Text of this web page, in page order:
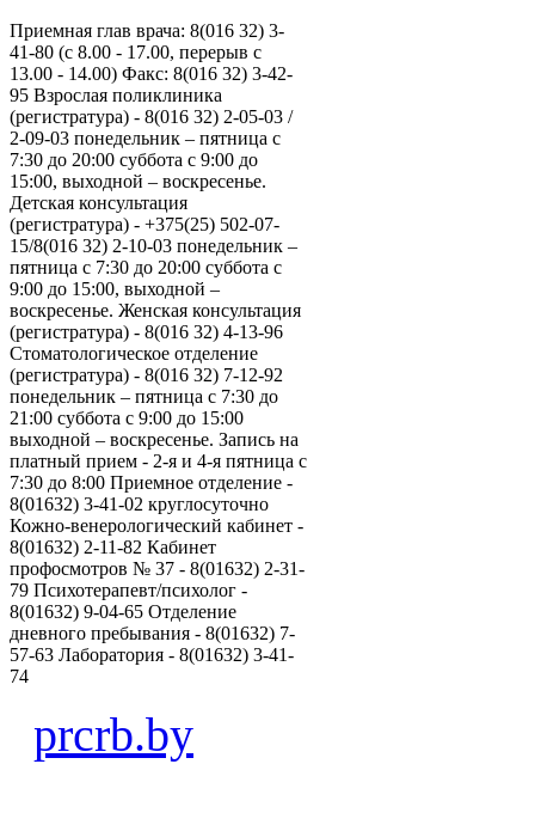
Приемная глав врача: 8(016 32) 3-
41-80 (с 8.00 - 17.00, перерыв с
13.00 - 14.00) Факс: 8(016 32) 3-42-
95 Взрослая поликлиника
(регистратура) - 8(016 32) 2-05-03 /
2-09-03 понедельник – пятница с
7:30 до 20:00 суббота с 9:00 до
15:00, выходной – воскресенье.
Детская консультация
(регистратура) - +375(25) 502-07-
15/8(016 32) 2-10-03 понедельник –
пятница с 7:30 до 20:00 суббота с
9:00 до 15:00, выходной –
воскресенье. Женская консультация
(регистратура) - 8(016 32) 4-13-96
Стоматологическое отделение
(регистратура) - 8(016 32) 7-12-92
понедельник – пятница с 7:30 до
21:00 суббота с 9:00 до 15:00
выходной – воскресенье. Запись на
платный прием - 2-я и 4-я пятница с
7:30 до 8:00 Приемное отделение -
8(01632) 3-41-02 круглосуточно
Кожно-венерологический кабинет -
8(01632) 2-11-82 Кабинет
профосмотров № 37 - 8(01632) 2-31-
79 Психотерапевт/психолог -
8(01632) 9-04-65 Отделение
дневного пребывания - 8(01632) 7-
57-63 Лаборатория - 8(01632) 3-41-
74
prcrb.by